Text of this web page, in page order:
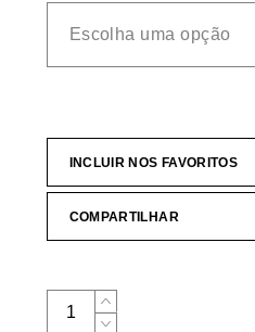
INCLUIR NOS FAVORITOS
COMPARTILHAR